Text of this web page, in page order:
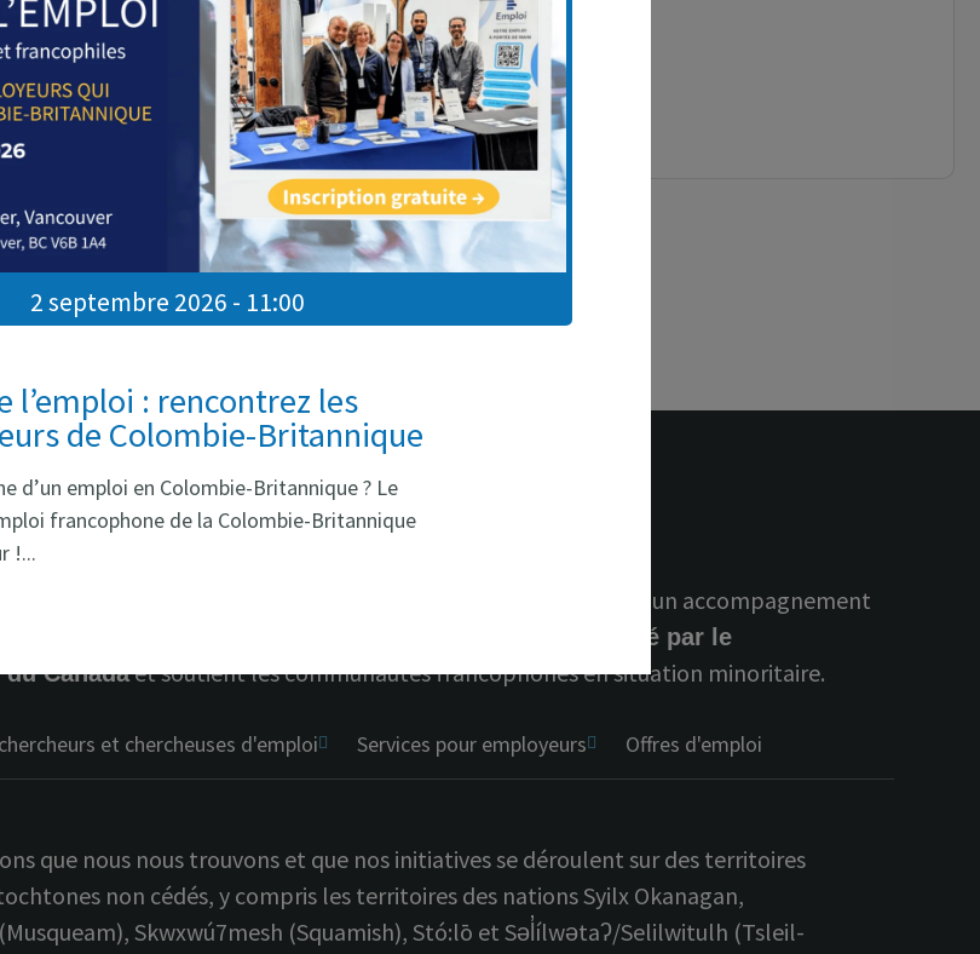
Date de début : Dès que possible
Citoyenneté canadienne requise
Nombre de postes : 4
Guichet-Emplois
VOIR LES AUTRES OFFRES D'EMPLOI
un accès gratuit à des ressources, des conseils personnalisés et un accompagnement
entièrement financé par le
Canadaet soutient les communautés francophones en situation minoritaire.
et chercheuses d'emploi Services pour employeurs Offres d'emploi
que nous nous trouvons et que nos initiatives se déroulent sur des territoires
non cédés, y compris les territoires des nations Syilx Okanagan,
Skwxwú7mesh (Squamish), Stó:lō et Səl̓ílwətaʔ/Selilwitulh (Tsleil-
2 septembre 2026 - 11:00
l’emploi : rencontrez les
de Colombie-Britannique
d’un emploi en Colombie-Britannique ? Le
francophone de la Colombie-Britannique
!...